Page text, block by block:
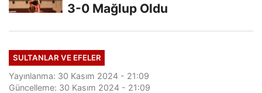
3-0 Mağlup Oldu
SULTANLAR VE EFELER
Yayınlanma: 30 Kasım 2024 - 21:09
Güncelleme: 30 Kasım 2024 - 21:09